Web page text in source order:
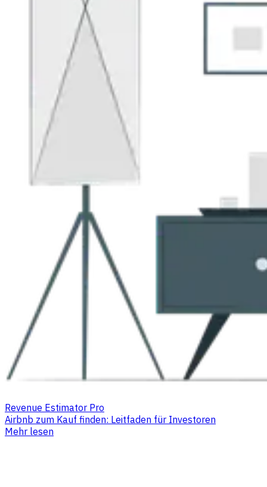
Revenue Estimator Pro
Airbnb zum Kauf finden: Leitfaden für Investoren
Mehr lesen